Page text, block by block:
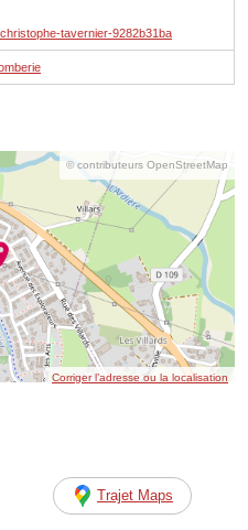
tavernier-9282b31ba
© contributeurs OpenStreetMap
Corriger l’adresse ou la localisation
Trajet Maps